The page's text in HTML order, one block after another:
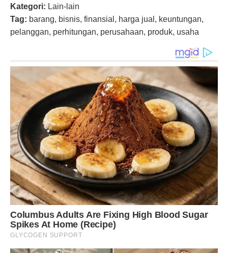
Kategori: Lain-lain
Tag: barang, bisnis, finansial, harga jual, keuntungan,
pelanggan, perhitungan, perusahaan, produk, usaha